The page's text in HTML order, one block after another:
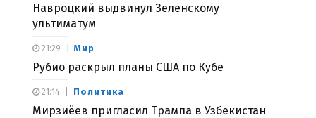
Навроцкий выдвинул Зеленскому
ультиматум
Мир
Рубио раскрыл планы США по Кубе
21:29
Политика
Мирзиёев пригласил Трампа в Узбекистан
21:14